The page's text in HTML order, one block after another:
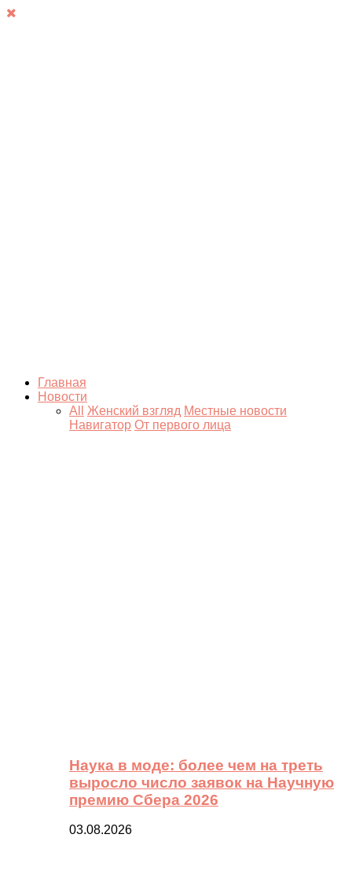
Главная
Новости
All
Женский взгляд Местные новости
Навигатор От первого лица
Наука в моде: более чем на треть
выросло число заявок на Научную
премию Сбера 2026
03.08.2026